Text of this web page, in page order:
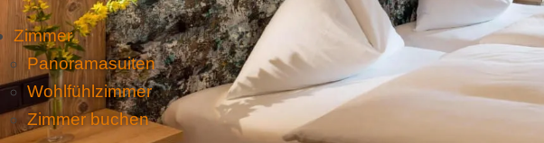
Zimmer
Panoramasuiten
Wohlfühlzimmer
Zimmer buchen